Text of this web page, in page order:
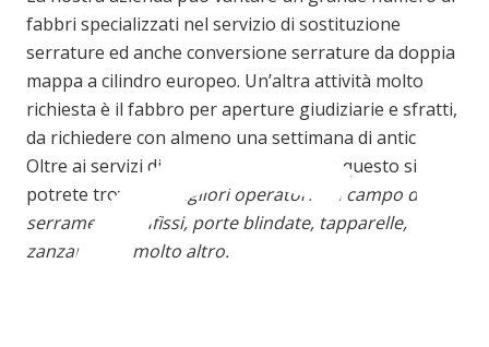
fabbri specializzati nel servizio di sostituzione
serrature ed anche conversione serrature da doppia
mappa a cilindro europeo. Un’altra attività molto
richiesta è il fabbro per aperture giudiziarie e sfratti,
da richiedere con almeno una settimana di anticipo.
Oltre ai servizi di pronto intervento, in questo sito
potrete trovare
i migliori operatori nel campo dei
serramenti e infissi, porte blindate, tapparelle,
zanzariere e molto altro.